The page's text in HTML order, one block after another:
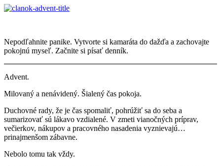
Nepodľahnite panike. Vytvorte si kamaráta do dažďa a zachovajte
pokojnú myseľ. Začnite si písať denník.
Advent.
Milovaný a nenávidený. Šialený čas pokoja.
Duchovné rady, že je čas spomaliť, pohrúžiť sa do seba a
sumarizovať sú lákavo vzdialené. V zmeti vianočných príprav,
večierkov, nákupov a pracovného nasadenia vyznievajú…
prinajmenšom zábavne.
Nebolo tomu tak vždy.